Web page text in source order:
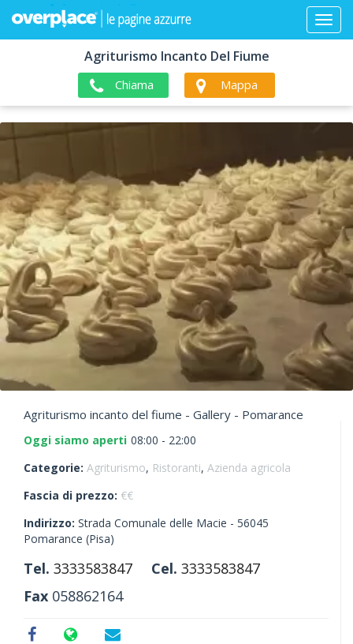
Agriturismo Incanto Del Fiume
Chiama Mappa
Agriturismo incanto del fiume - Gallery - Pomarance
Oggi siamo aperti 08:00 - 22:00
Categorie: Agriturismo, Ristoranti, Azienda agricola
Fascia di prezzo: €€
Indirizzo: Strada Comunale delle Macie - 56045
Pomarance (Pisa)
Tel. 3333583847 Cel. 3333583847
Fax 058862164